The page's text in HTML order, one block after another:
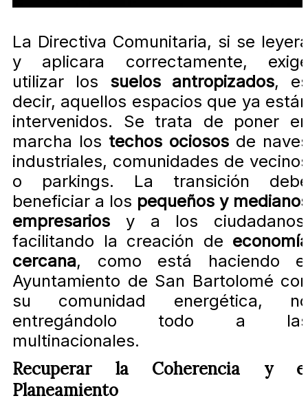
La Directiva Comunitaria, si se
y aplicara correctamente,
utilizar los suelos antropizados,
decir, aquellos espacios que ya
intervenidos. Se trata de poner
marcha los techos ociosos de
industriales, comunidades de
o parkings. La transición
beneficiar a los pequeños y
empresarios y a los
facilitando la creación de
cercana, como está haciendo
Ayuntamiento de San Bartolomé
su comunidad energética,
entregándolo todo a
multinacionales.
Recuperar la Coherencia y
Planeamiento